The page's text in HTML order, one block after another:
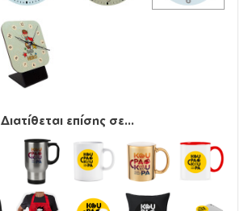
Διατίθεται επίσης σε...